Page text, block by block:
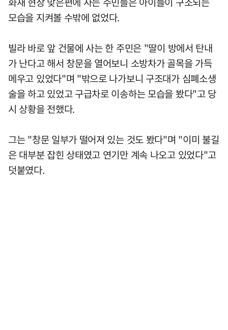
모습을 지켜볼 수밖에 없었다.
빌라 바로 앞 건물에 사는 한 주민은 "딸이 방에서 탄내
가 난다고 해서 창문을 열어보니 소방차가 골목을 가득
메우고 있었다"며 "밖으로 나가보니 구조대가 심폐소생
술을 하고 있었고 구급차로 이송하는 모습을 봤다"고 당
시 상황을 전했다.
그는 "창문 일부가 떨어져 있는 것도 봤다"며 "이미 불길
은 대부분 잡힌 상태였고 연기만 계속 나오고 있었다"고
덧붙였다.